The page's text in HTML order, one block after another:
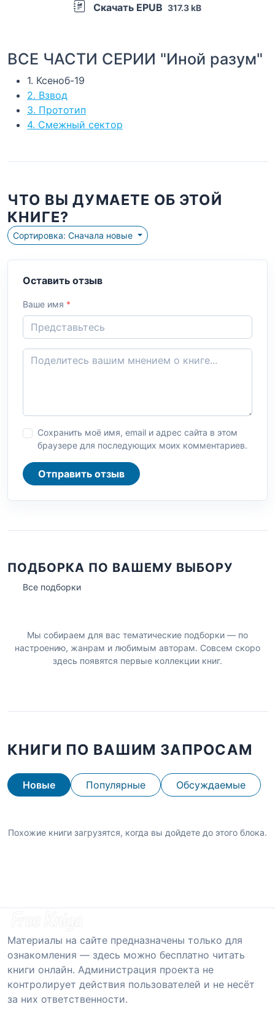
Скачать EPUB 317.3 kB
ВСЕ ЧАСТИ СЕРИИ "Иной разум"
1. Ксеноб-19
2. Взвод
3. Прототип
4. Смежный сектор
ЧТО ВЫ ДУМАЕТЕ ОБ ЭТОЙ
КНИГЕ?
Сортировка: Сначала новые
Оставить отзыв
Ваше имя *
Сохранить моё имя, email и адрес сайта в этом
браузере для последующих моих комментариев.
Отправить отзыв
ПОДБОРКА ПО ВАШЕМУ ВЫБОРУ
Все подборки
Мы собираем для вас тематические подборки — по
настроению, жанрам и любимым авторам. Совсем скоро
здесь появятся первые коллекции книг.
КНИГИ ПО ВАШИМ ЗАПРОСАМ
Новые Популярные Обсуждаемые
Похожие книги загрузятся, когда вы дойдете до этого блока.
Материалы на сайте предназначены только для
ознакомления — здесь можно бесплатно читать
книги онлайн. Администрация проекта не
контролирует действия пользователей и не несёт
за них ответственности.